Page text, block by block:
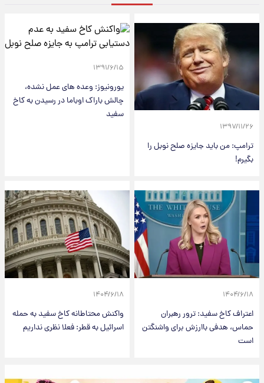
۱۳۹۷/۱۱/۲۶
ترامپ: من باید جایزه صلح نوبل را
بگیرم!
۱۳۹۱/۶/۱۵
یورونیوز: وعده های عمل نشده،
چالش باراک اوباما در رسیدن به کاخ
سفید
۱۴۰۴/۶/۱۸
اعتراف کاخ سفید: ترور رهبران
حماس، هدفی باارزش برای واشنگتن
است
۱۴۰۴/۶/۱۸
واکنش محتاطانه کاخ سفید به حمله
اسرائیل به قطر: فعلا نظری نداریم